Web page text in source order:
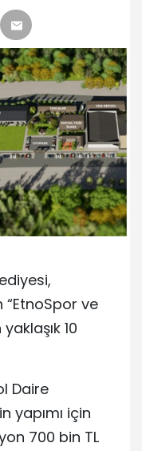
“EtnoSpor ve
10
Daire
yapımı için
700 bin TL